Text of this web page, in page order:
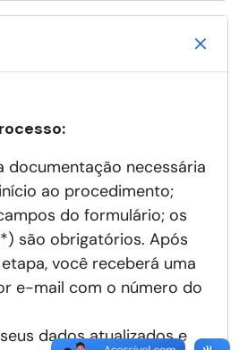
documentação necessária
ao procedimento;
do formulário; os
são obrigatórios. Após
você receberá uma
e-mail com o número do
dados atualizados e